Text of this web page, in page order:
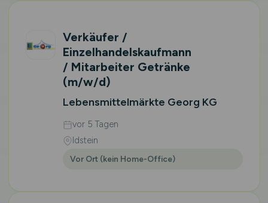
Verkäufer /
Einzelhandelskaufmann
/ Mitarbeiter Getränke
(m/w/d)
Lebensmittelmärkte Georg KG
vor 5 Tagen
Idstein
Vor Ort (kein Home-Office)